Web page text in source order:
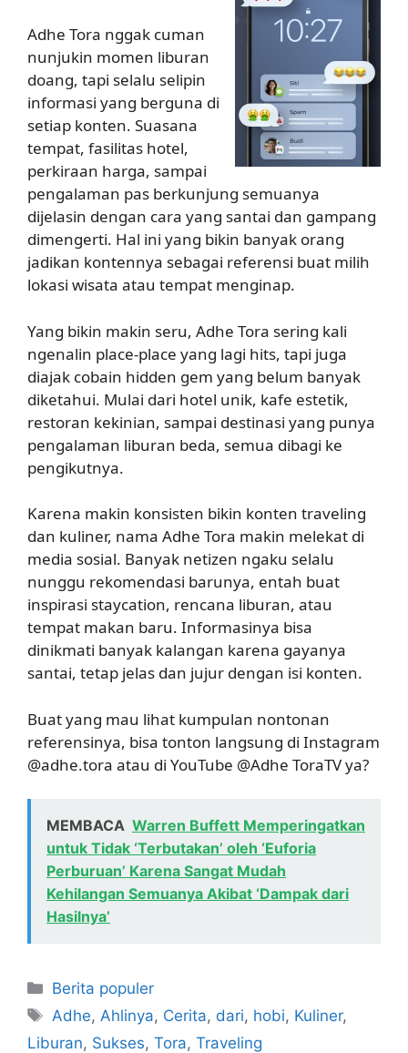
Adhe Tora nggak cuman
nunjukin momen liburan
doang, tapi selalu selipin
informasi yang berguna di
setiap konten. Suasana
tempat, fasilitas hotel,
perkiraan harga, sampai
pengalaman pas berkunjung semuanya
dijelasin dengan cara yang santai dan gampang
dimengerti. Hal ini yang bikin banyak orang
jadikan kontennya sebagai referensi buat milih
lokasi wisata atau tempat menginap.
Yang bikin makin seru, Adhe Tora sering kali
ngenalin place-place yang lagi hits, tapi juga
diajak cobain hidden gem yang belum banyak
diketahui. Mulai dari hotel unik, kafe estetik,
restoran kekinian, sampai destinasi yang punya
pengalaman liburan beda, semua dibagi ke
pengikutnya.
Karena makin konsisten bikin konten traveling
dan kuliner, nama Adhe Tora makin melekat di
media sosial. Banyak netizen ngaku selalu
nunggu rekomendasi barunya, entah buat
inspirasi staycation, rencana liburan, atau
tempat makan baru. Informasinya bisa
dinikmati banyak kalangan karena gayanya
santai, tetap jelas dan jujur dengan isi konten.
Buat yang mau lihat kumpulan nontonan
referensinya, bisa tonton langsung di Instagram
@adhe.tora atau di YouTube @Adhe ToraTV ya?
MEMBACA Warren Buffett Memperingatkan
untuk Tidak ‘Terbutakan’ oleh ‘Euforia
Perburuan’ Karena Sangat Mudah
Kehilangan Semuanya Akibat ‘Dampak dari
Hasilnya’
Kategori
Berita populer
Tag
Adhe,Ahlinya, Cerita, dari, hobi, Kuliner,
Liburan, Sukses, Tora, Traveling